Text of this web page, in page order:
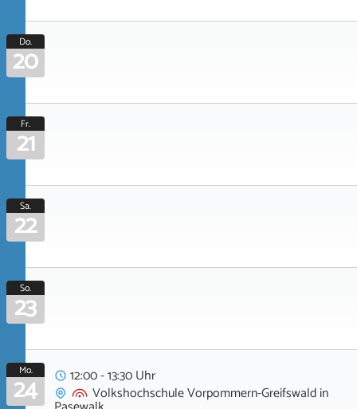
Do.
20
Fr.
21
Sa.
22
So.
23
Mo.
24
12:00 - 13:30 Uhr
Volkshochschule Vorpommern-Greifswaldin